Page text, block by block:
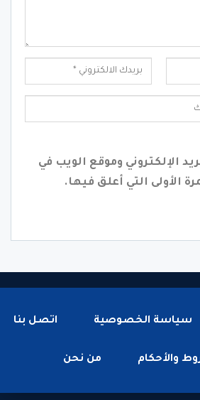
الإلكتروني وموقع الويب في
الأولى التي أعلق فيها.
سياسة الخصوصية اتصل بنا
والأحكام من نحن